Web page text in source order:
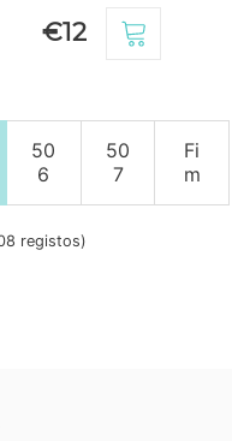
€12
50
6
50
7
Fi
m
registos)